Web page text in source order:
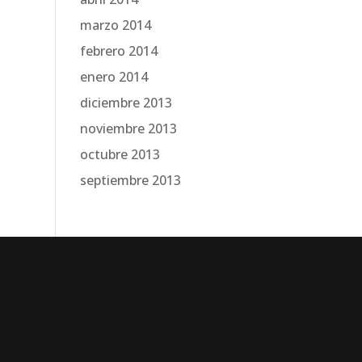
marzo 2014
febrero 2014
enero 2014
diciembre 2013
noviembre 2013
octubre 2013
septiembre 2013